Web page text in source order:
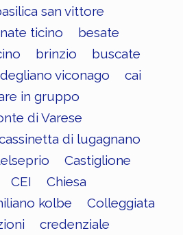
san vittore
ticino
besate
brinzio
buscate
viconago
cai
in gruppo
di Varese
di lugagnano
Castiglione
CEI
Chiesa
kolbe
Colleggiata
credenziale